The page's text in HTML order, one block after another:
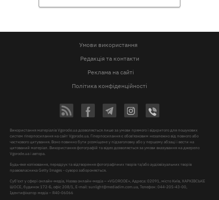
Умови використання
Редакція та контакти
Реклама на сайті
Політика конфіденційності
Використання матеріалів Vgorode.ua дозволяється лише за умови прямого і відкритого для пошукових
систем гіперпосилання на сайт Vgorode.ua. Гіперпосилання є обов'язковим незалежно від повного або
часткового цитування. Воно повинно бути розміщене у підзаголовку або у першому абзаці і вести на
цитований матеріал. Використання фотографій та відео дозволяється за умови вказування на джерело
Vgorode.ua і автора.
Будь-яке копіювання, передрук та відтворення фотографічних творів та/або аудіовізуальних творів
правовласника Getty Images - суворо забороняється.
Суб'єкт у сфері онлайн-медіа, Назва онлайн-медіа – «VGORODE», Адреса: 02091, місто Київ, ХАРКІВСЬКЕ
ШОСЕ, будинок 172-Б, офіс 208/1, E-mail:sunlight@mediadim.com.ua , Телефон: 044-205-43-00,
Ідентифікатор медіа – R40-06066